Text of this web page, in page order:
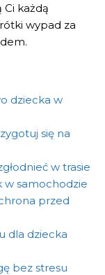
każdą
wypad za
dziecka w
się na
w trasie
w samochodzie
przed
dla dziecka
bez stresu